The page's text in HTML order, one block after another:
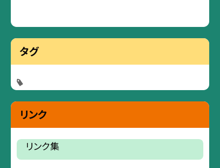
タグ
リンク
リンク集